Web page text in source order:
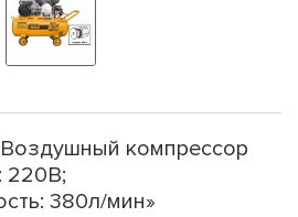
компрессор
220В;
380л/мин»